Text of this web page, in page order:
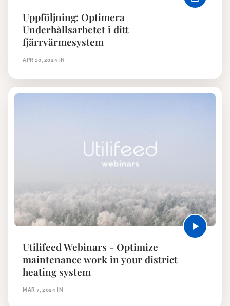
Uppföljning: Optimera
Underhållsarbetet i ditt
fjärrvärmesystem
APR 10, 2024 IN
Utilifeed Webinars - Optimize
maintenance work in your district
heating system
MAR 7, 2024 IN